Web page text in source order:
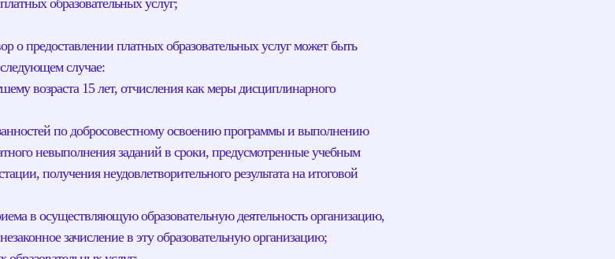
образовательных услуг;
о предоставлении платных образовательных услуг может быть
случае:
возраста 15 лет, отчисления как меры дисциплинарного
по добросовестному освоению программы и выполнению
невыполнения заданий в сроки, предусмотренные учебным
получения неудовлетворительного результата на итоговой
в осуществляющую образовательную деятельность организацию,
зачисление в эту образовательную организацию;